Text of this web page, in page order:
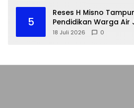
5
Reses H Misno
Pendidikan Warga Air
18 Juli 2026 0